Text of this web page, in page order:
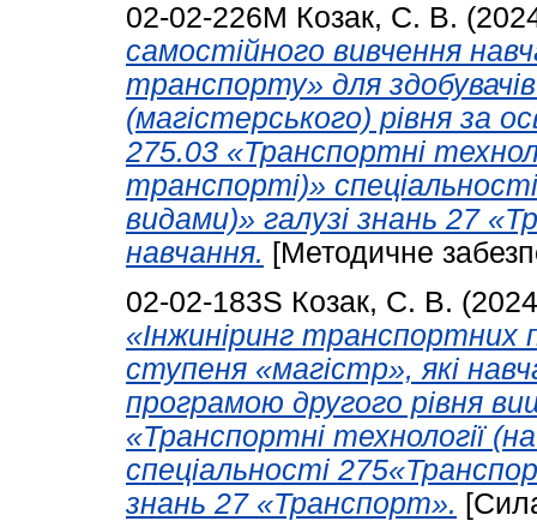
02-02-226М Козак, С. В.
самостійного вивчення
транспорту» для
(магістерського) рівня за
275.03 «Транспортні
транспорті)»
видами)» галузі знань 27
навчання. [Методичне
02-02-183S Козак, С. В.
«Інжиніринг транспортних
ступеня «магістр», які
програмою другого рівня
«Транспортні технології
спеціальності
знань 27 «Транспорт».